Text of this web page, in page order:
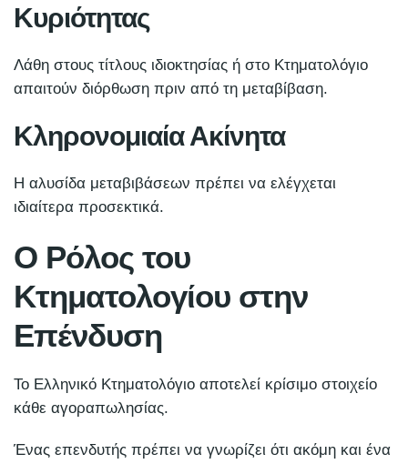
Κυριότητας
Λάθη στους τίτλους ιδιοκτησίας ή στο Κτηματολόγιο
απαιτούν διόρθωση πριν από τη μεταβίβαση.
Κληρονομιαία Ακίνητα
Η αλυσίδα μεταβιβάσεων πρέπει να ελέγχεται
ιδιαίτερα προσεκτικά.
Ο Ρόλος του
Κτηματολογίου στην
Επένδυση
Το Ελληνικό Κτηματολόγιο αποτελεί κρίσιμο στοιχείο
κάθε αγοραπωλησίας.
Ένας επενδυτής πρέπει να γνωρίζει ότι ακόμη και ένα